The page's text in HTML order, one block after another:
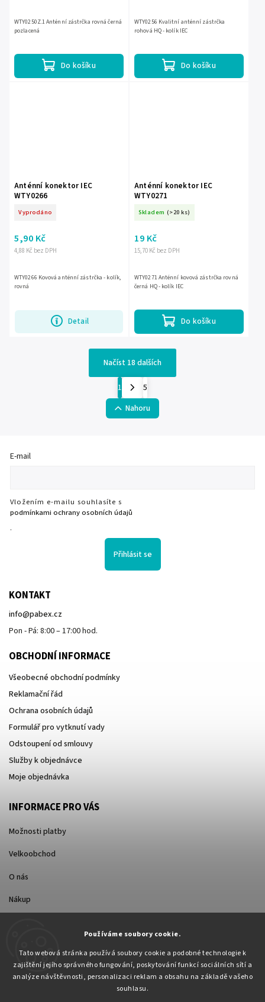
Používáme soubory cookie.
Tato webová stránka používá soubory cookie a podobné technologie k
zajištění jejího správného fungování, poskytování funkcí sociálních sítí a
analýze návštěvnosti, personalizaci reklam a obsahu na základě vašeho
souhlasu.
Do košíku
WTY0250Z.1 Anténní zástrčka rovná černá
pozlacená
Do košíku
WTY0256 Kvalitní anténní zástrčka
rohová HQ - kolík IEC
Anténní konektor IEC
WTY0266
Vyprodáno
4,88 Kč bez DPH
5,90 Kč
Detail
WTY0266 Kovová anténní zástrčka - kolík,
rovná
Anténní konektor IEC
WTY0271
Skladem (>20 ks)
15,70 Kč bez DPH
19 Kč
Do košíku
WTY0271 Anténní kovová zástrčka rovná
černá HQ - kolík IEC
Načíst 18 dalších
1
5
Nahoru
E-mail
Vložením e-mailu souhlasíte s
podmínkami ochrany osobních údajů
.
Přihlásit se
KONTAKT
info@pabex.cz
Pon - Pá: 8:00 – 17:00 hod.
OBCHODNÍ INFORMACE
Všeobecné obchodní podmínky
Reklamační řád
Ochrana osobních údajů
Formulář pro vytknutí vady
Odstoupení od smlouvy
Služby k objednávce
Moje objednávka
INFORMACE PRO VÁS
Možnosti platby
Velkoobchod
O nás
Nákup